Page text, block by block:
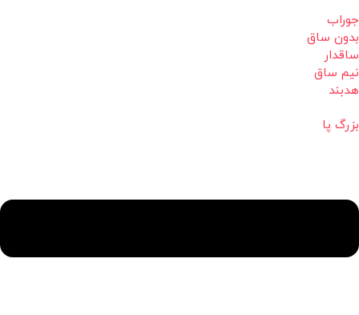
جوراب
بدون ساق
ساقدار
نیم ساق
هدبند
بزرگ پا